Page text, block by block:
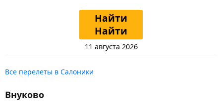
Найти
Найти
11 августа 2026
Все перелеты в Салоники
Внуково